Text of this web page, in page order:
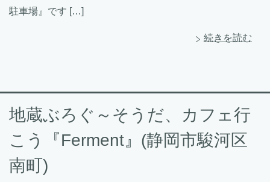
駐車場』です […]
続きを読む
地蔵ぶろぐ～そうだ、カフェ行
こう『Ferment』(静岡市駿河区
南町)